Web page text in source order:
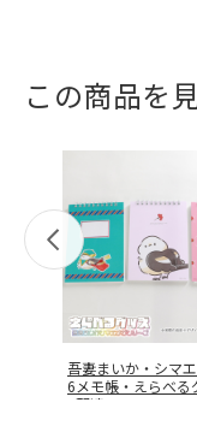
この商品を
吾妻まいか・シマ
6メモ帳・えらべる
1配達